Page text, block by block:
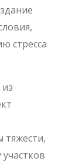
стресса
тяжести,